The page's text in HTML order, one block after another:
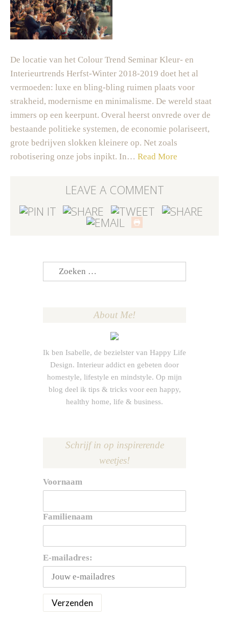
De locatie van het Colour Trend Seminar Kleur- en
Interieurtrends Herfst-Winter 2018-2019 doet het al
vermoeden: luxe en bling-bling ruimen plaats voor
strakheid, modernisme en minimalisme. De wereld staat
immers op een keerpunt. Overal heerst onvrede over de
bestaande politieke systemen, de economie polariseert,
grote bedrijven slokken kleinere op. Net zoals
robotisering onze jobs inpikt. In… Read More
LEAVE A COMMENT
Zoeken
naar:
About Me!
Ik ben Isabelle, de bezielster van Happy Life
Design. Interieur addict en gebeten door
homestyle, lifestyle en mindstyle. Op mijn
blog deel ik tips & tricks voor een happy,
healthy home, life & business.
Schrijf in op inspirerende
weetjes!
Voornaam
Familienaam
E-mailadres: